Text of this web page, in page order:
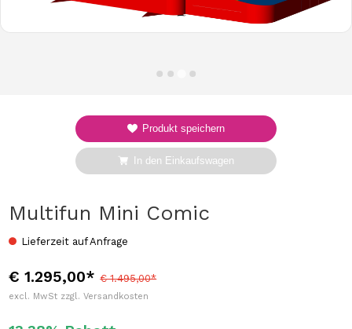
Multifun Mini Comic
Lieferzeit auf Anfrage
€ 1.295,00*€ 1.495,00*
excl. MwSt zzgl. Versandkosten
Produkt speichern
In den Einkaufswagen